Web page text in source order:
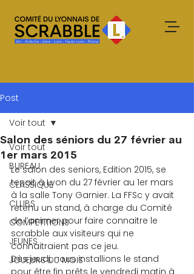
Post
Voir tout
BUREAU
CLASSIQUE
CLUBS
COMPETITIONS
JEUNES
JOUEURS DU MOIS
Voir tout
Salon des séniors du 27 février au
1er mars 2015
Le salon des seniors, Edition 2015, se
tenait à Lyon du 27 février au 1er mars
à la salle Tony Garnier. La FFSc y avait
retenu un stand, à charge du Comité
de l’animer pour faire connaitre le
scrabble aux visiteurs qui ne
connaitraient pas ce jeu.
Dès jeudi, nous installions le stand
pour être fin prêts le vendredi matin à